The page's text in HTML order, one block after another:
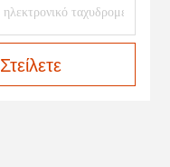
Στείλετε